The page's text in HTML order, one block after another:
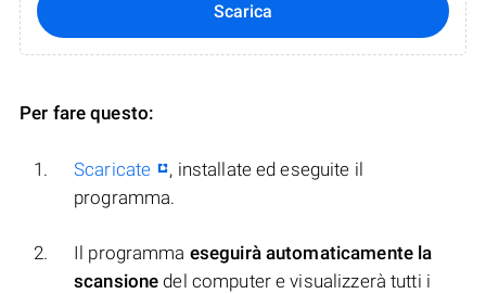
Scarica
Per fare questo:
Scaricate
, installate ed eseguite il
programma.
Il programma eseguirà automaticamente la
scansione del computer e visualizzerà tutti i